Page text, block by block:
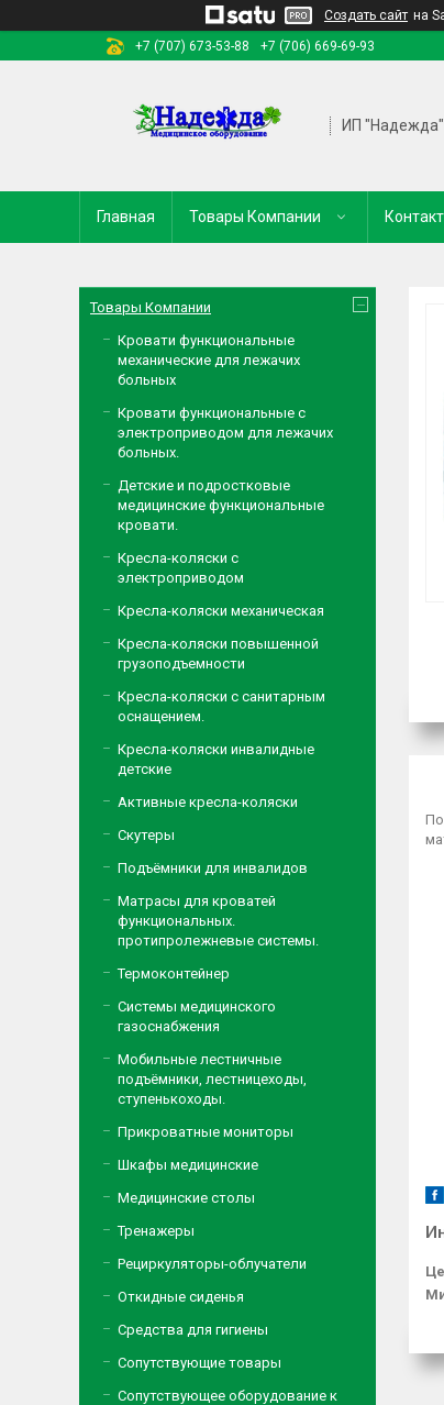
Создать сайт на
+7 (707) 673-53-88
+7 (706) 669-69-93
ИП "Надежда"
Главная Товары Компании
Товары Компании
Кровати функциональные
механические для лежачих
больных
Кровати функциональные с
электроприводом для лежачих
больных.
Детские и подростковые
медицинские функциональные
кровати.
Кресла-коляски с
электроприводом
Кресла-коляски механическая
Кресла-коляски повышенной
грузоподъемности
Кресла-коляски с санитарным
оснащением.
Кресла-коляски инвалидные
детские
Активные кресла-коляски
Скутеры
Подъёмники для инвалидов
Матрасы для кроватей
функциональных.
протипролежневые системы.
Термоконтейнер
Системы медицинского
газоснабжения
Мобильные лестничные
подъёмники, лестницеходы,
ступенькоходы.
Прикроватные мониторы
Шкафы медицинские
Медицинские столы
Тренажеры
Рециркуляторы-облучатели
Откидные сиденья
Средства для гигиены
Сопутствующие товары
Сопутствующее оборудование к